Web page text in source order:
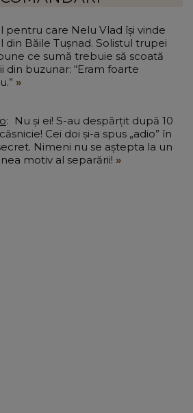
pentru care Nelu Vlad își vinde
din Băile Tușnad. Solistul trupei
ce sumă trebuie să scoată
din buzunar: “Eram foarte
Cei doi și-a spus „adio” în
Nimeni nu se aștepta la un
motiv al separării!